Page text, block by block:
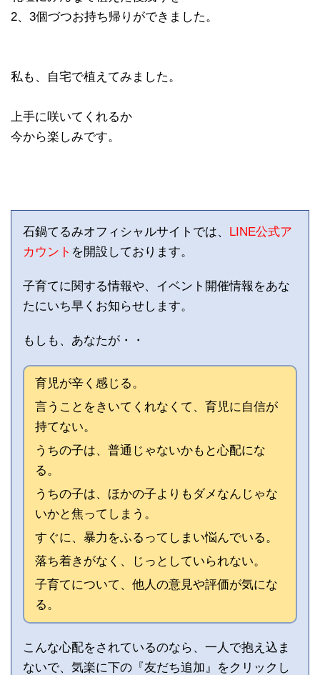
2、3個づつお持ち帰りができました。
私も、自宅で植えてみました。
上手に咲いてくれるか
今から楽しみです。
石鍋てるみオフィシャルサイトでは、 LINE公式ア
カウント を開設しております。
子育てに関する情報や、イベント開催情報をあな
たにいち早くお知らせします。
もしも、あなたが・・
育児が辛く感じる。
言うことをきいてくれなくて、育児に自信が
持てない。
うちの子は、普通じゃないかもと心配にな
る。
うちの子は、ほかの子よりもダメなんじゃな
いかと焦ってしまう。
すぐに、暴力をふるってしまい悩んでいる。
落ち着きがなく、じっとしていられない。
子育てについて、他人の意見や評価が気にな
る。
こんな心配をされているのなら、一人で抱え込ま
ないで、気楽に下の『友だち追加』をクリックし